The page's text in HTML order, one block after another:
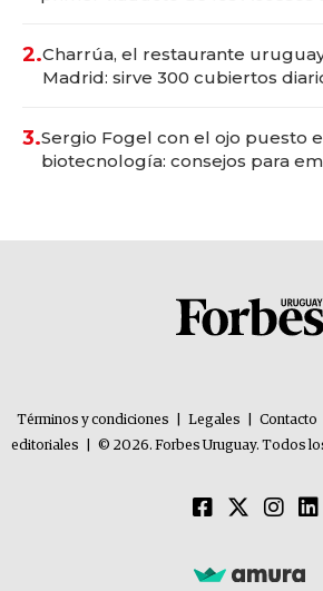
2.Charrúa, el restaurante
Madrid: sirve 300 cubiertos
3.Sergio Fogel con el ojo puesto
biotecnología: consejos para
Términos y condiciones Legales Contacto
editoriales
© 2026. Forbes Uruguay. Todos